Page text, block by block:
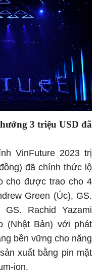
3 triệu USD đã
VinFuture 2023 trị
đã chính thức lộ
cho được trao cho 4
Green (Úc), GS.
GS. Rachid Yazami
(Nhật Bản) với phát
bền vững cho năng
xuất bằng pin mặt
ion.